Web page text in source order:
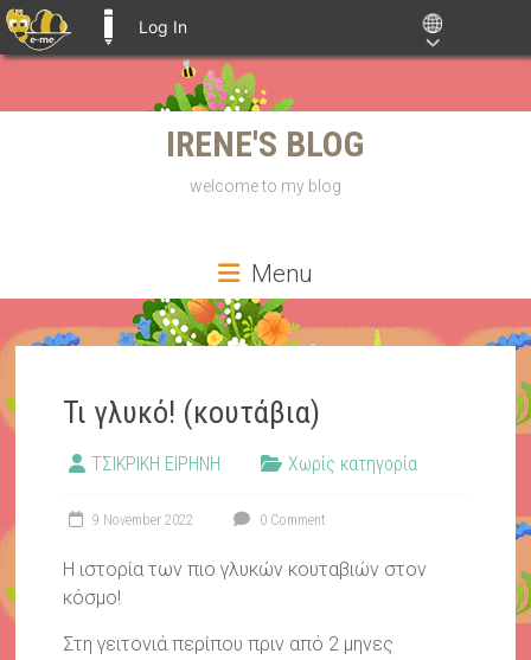
Log In
IRENE'S BLOG
welcome to my blog
Menu
Τι γλυκό! (κουτάβια)
ΤΣΙΚΡΙΚΗ ΕΙΡΗΝΗ Χωρίς κατηγορία
9 November 2022 0 Comment
Η ιστορία των πιο γλυκών κουταβιών στον
κόσμο!
Στη γειτονιά περίπου πριν από 2 μηνες